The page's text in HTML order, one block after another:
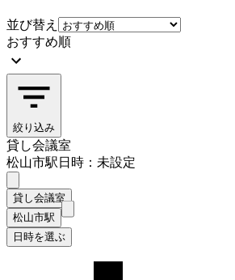
並び替え
おすすめ順
絞り込み
貸し会議室
松山市駅日時：未設定
貸し会議室
松山市駅
日時を選ぶ